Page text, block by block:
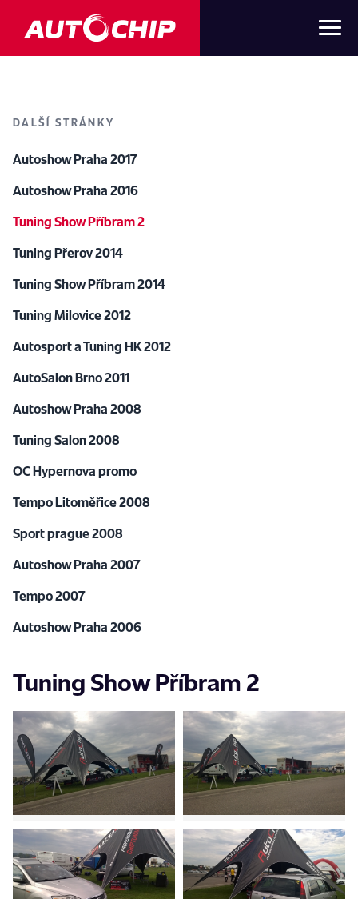
DALŠÍ STRÁNKY
Autoshow Praha 2017
Autoshow Praha 2016
Tuning Show Příbram 2
Tuning Přerov 2014
Tuning Show Příbram 2014
Tuning Milovice 2012
Autosport a Tuning HK 2012
AutoSalon Brno 2011
Autoshow Praha 2008
Tuning Salon 2008
OC Hypernova promo
Tempo Litoměřice 2008
Sport prague 2008
Autoshow Praha 2007
Tempo 2007
Autoshow Praha 2006
Tuning Show Příbram 2